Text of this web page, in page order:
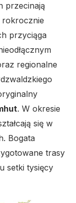
przecinają
rokrocznie
przyciąga
regionalne
. W okresie
się w
Bogata
trasy
setki tysięcy